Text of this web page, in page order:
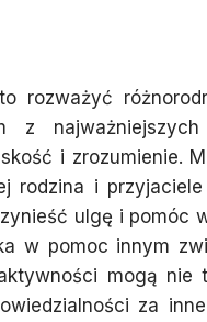
rozważyć
z
i zrozumienie.
rodzina i
ulgę i pomóc
w pomoc innym
mogą
za